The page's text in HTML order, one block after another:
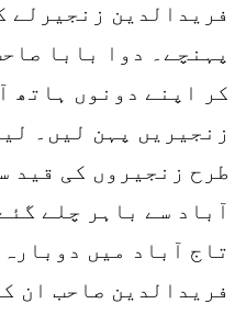
فریدالدین زنجیرلے
پہنچے۔ دوا بابا
کر اپنے دونوں ہاتھ
زنجیریں پہن لیں۔
طرح زنجیروں کی قید
آباد سے باہر چلے
تاج آباد میں
فریدالدین صاحب ان